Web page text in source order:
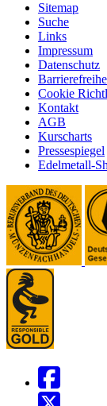
Sitemap
Suche
Links
Impressum
Datenschutz
Cookie
Kontakt
AGB
Kurscharts
Pressespiegel
Edelmetall-